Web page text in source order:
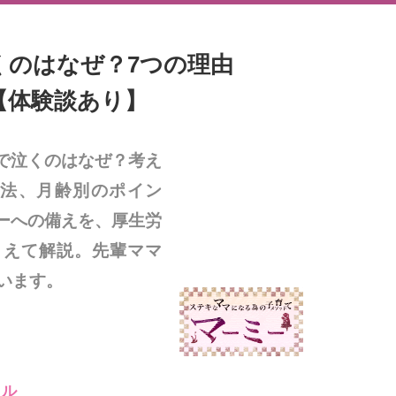
はなぜ？7つの理由
験談あり】
泣くのはなぜ？考え
、月齢別のポイン
への備えを、厚生労
て解説。先輩ママ
ます。